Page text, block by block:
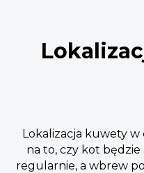
Lokalizacja kuwety
na to, czy kot będzie
regularnie, a wbrew